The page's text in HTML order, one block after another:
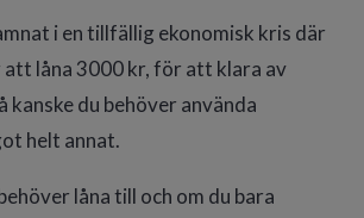
i en tillfällig ekonomisk kris där
att låna 3000 kr, för att klara av
kanske du behöver använda
helt annat.
låna till och om du bara